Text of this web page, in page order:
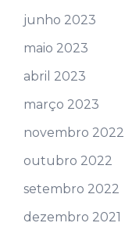
junho 2023
maio 2023
abril 2023
março 2023
novembro 2022
outubro 2022
setembro 2022
dezembro 2021